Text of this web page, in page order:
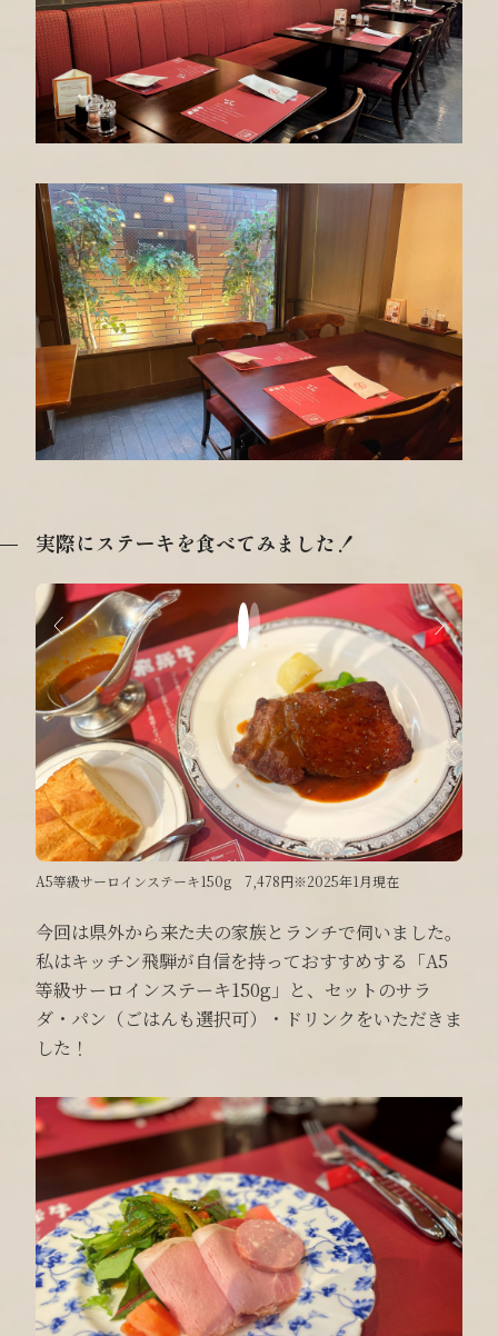
実際にステーキを食べてみました！
今回は県外から来た夫の家族とランチで伺いました。
私はキッチン飛騨が自信を持っておすすめする「A5
等級サーロインステーキ150g」と、セットのサラ
ダ・パン（ごはんも選択可）・ドリンクをいただきま
した！